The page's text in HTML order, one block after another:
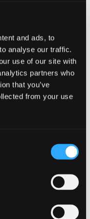
and ads, to
analyse our traffic.
use of our site with
partners who
that you’ve
from your use
a su bóveda a
es increíblemente
de tus contraseñas
Identifica las
te permite almacenar
en un gestor de